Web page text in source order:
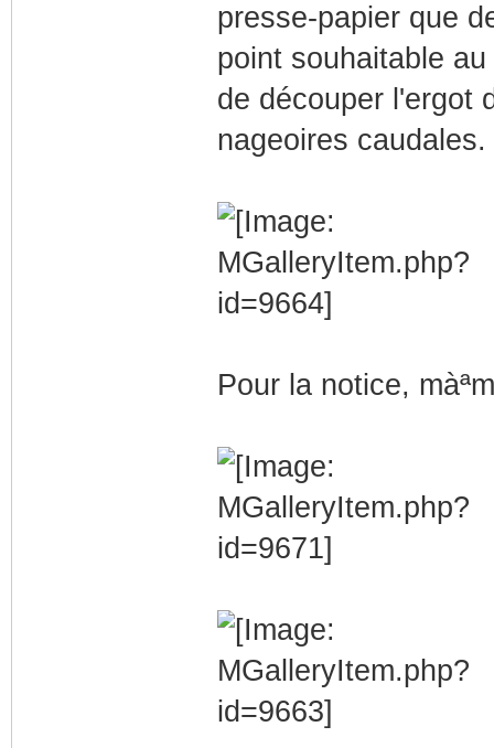
presse-papier que
point souhaitable
de découper l'ergot
nageoires caudales.
Pour la notice,